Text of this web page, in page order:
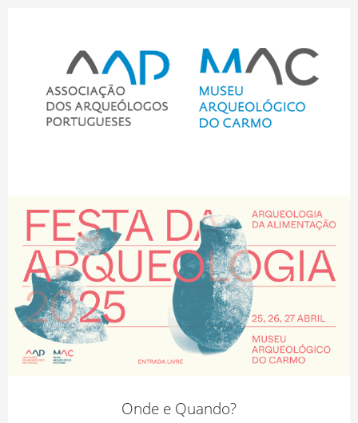
Onde e Quando?